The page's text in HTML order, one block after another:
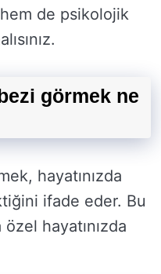
de psikolojik
görmek ne
hayatınızda
ifade eder. Bu
hayatınızda